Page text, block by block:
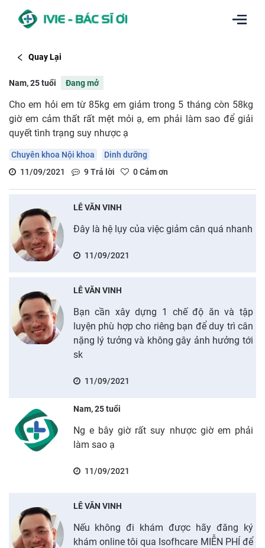
Quay Lại
Nam, 25 tuổi Đang mở
Cho em hỏi em từ 85kg em giảm trong 5 tháng còn 58kg
giờ em cảm thất rất mệt mỏi ạ, em phải làm sao để giải
quyết tình trạng suy nhược ạ
Chuyên khoa Nội khoa
Dinh dưỡng
11/09/2021
9Trả lời 0Cảm ơn
LÊ VĂN VINH
Đây là hệ lụy của việc giảm cân quá nhanh
11/09/2021
LÊ VĂN VINH
Bạn cần xây dựng 1 chế độ ăn và tập
luyện phù hợp cho riêng bạn để duy trì cân
nặng lý tưởng và không gây ảnh hưởng tới
sk
11/09/2021
Nam, 25 tuổi
Ng e bây giờ rất suy nhược giờ em phải
làm sao ạ
11/09/2021
LÊ VĂN VINH
Nếu không đi khám được hãy đăng ký
khám online tôi qua Isofhcare MIỄN PHÍ để